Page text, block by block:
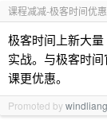
课程减减-极客时间优
极客时间上新大
实战。与极客时
课更优惠。
Promoted bywindliang